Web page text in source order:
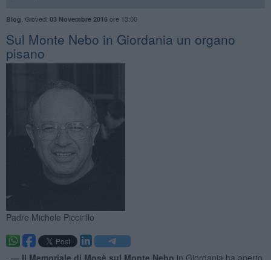
Blog Giovedì 03 Novembre 2016ore 13:00
Sul Monte Nebo in Giordania un organo
pisano
Padre Michele Piccirillo
. — Il Memoriale di Mosè sul Monte Nebo in Giordania ha aperto